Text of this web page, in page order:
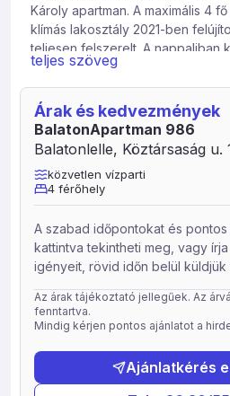
Károly apartman. A maximális 4
klímás lakosztály 2021-ben
teljesen felszerelt. A nappaliban
hálószobában franciaágy
konyha, zuhanyzós fürdőszoba,
rendelkezésre. A gondozott
társasház magánstrandja,
Napfénystrand hív. A szállás
biztosít. Nyugodt környezet,
teljes szöveg
Árak és kedvezmények
BalatonApartman 986
Balatonlelle, Köztársaság u.
közvetlen vízparti
4 férőhely
A szabad időpontokat és
kattintva tekintheti meg, vagy
igényeit, rövid időn belül küldjük
Az árak tájékoztató jellegűek. Az
fenntartva.
Mindig kérjen pontos ajánlatot a
Ajánlatkérés